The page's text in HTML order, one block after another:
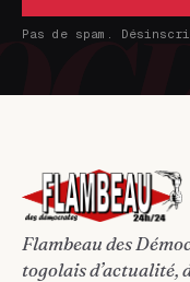
Pas de spam.
Flambeau des
togolais d’actualité,